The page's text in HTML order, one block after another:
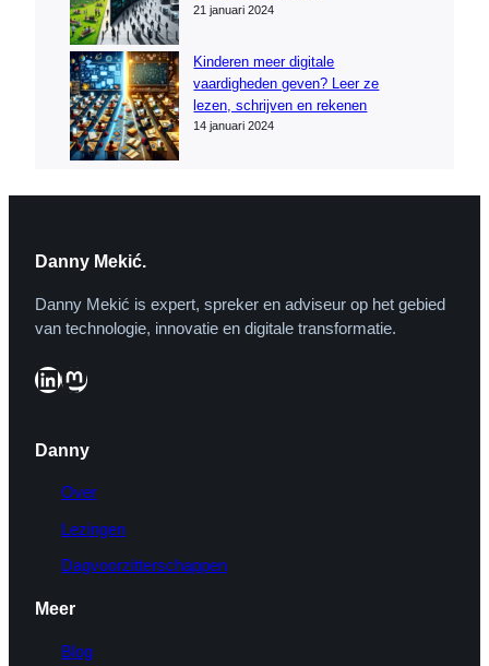
21 januari 2024
Kinderen meer digitale
vaardigheden geven? Leer ze
lezen, schrijven en rekenen
14 januari 2024
Danny Mekić.
Danny Mekić is expert, spreker en adviseur op het gebied
van technologie, innovatie en digitale transformatie.
LinkedIn Mastodon
Danny
Over
Lezingen
Dagvoorzitterschappen
Meer
Blog